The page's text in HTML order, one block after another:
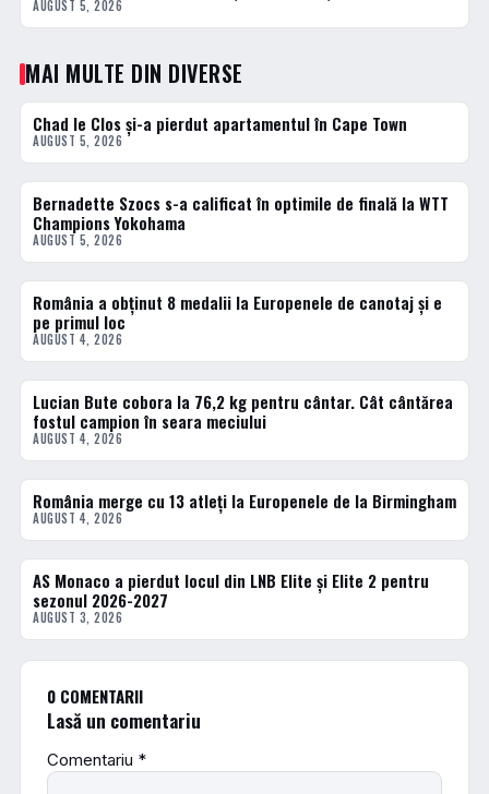
AUGUST 5, 2026
MAI MULTE DIN DIVERSE
DIVERSE
Chad le Clos și-a pierdut apartamentul în Cape Town
AUGUST 5, 2026
DIVERSE
Bernadette Szocs s-a calificat în optimile de finală la WTT
Champions Yokohama
AUGUST 5, 2026
DIVERSE
România a obținut 8 medalii la Europenele de canotaj și e
pe primul loc
AUGUST 4, 2026
DIVERSE
Lucian Bute cobora la 76,2 kg pentru cântar. Cât cântărea
fostul campion în seara meciului
AUGUST 4, 2026
DIVERSE
România merge cu 13 atleți la Europenele de la Birmingham
AUGUST 4, 2026
BASCHET
AS Monaco a pierdut locul din LNB Elite și Elite 2 pentru
sezonul 2026-2027
AUGUST 3, 2026
0 COMENTARII
Lasă un comentariu
Comentariu *